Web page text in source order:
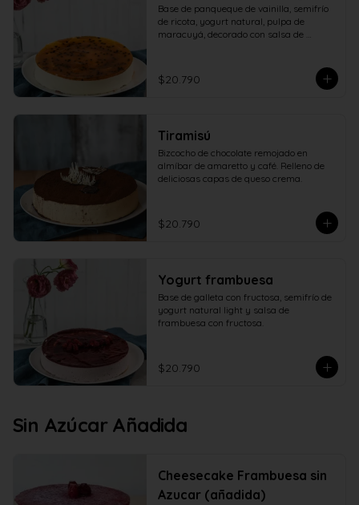
Base de panqueque de vainilla, semifrío
de ricota, yogurt natural, pulpa de
maracuyá, decorado con salsa de
$20.790
Tiramisú
Bizcocho de chocolate remojado en
almíbar de amaretto y café. Relleno de
deliciosas capas de queso crema.
$20.790
Yogurt frambuesa
Base de galleta con fructosa, semifrío de
yogurt natural light y salsa de
frambuesa con fructosa.
$20.790
Sin Azúcar Añadida
Cheesecake Frambuesa sin
Azucar (añadida)